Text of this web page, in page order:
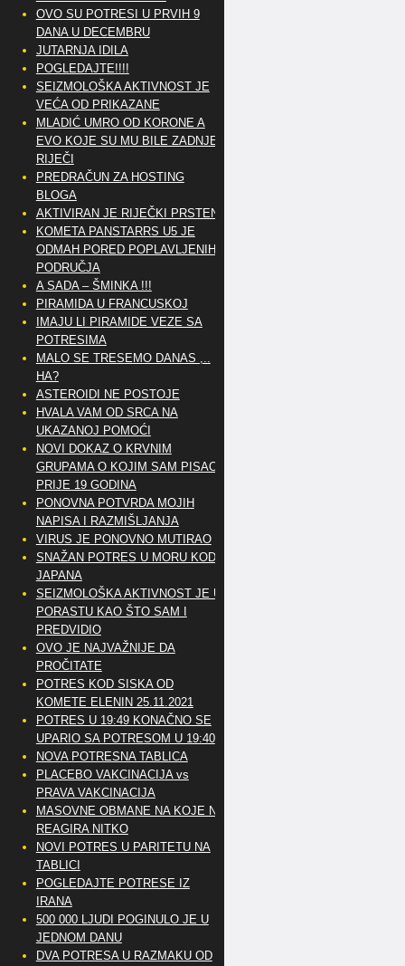
OVO SU POTRESI U PRVIH 9
DANA U DECEMBRU
JUTARNJA IDILA
POGLEDAJTE!!!!
SEIZMOLOŠKA AKTIVNOST JE
VEĆA OD PRIKAZANE
MLADIĆ UMRO OD KORONE A
EVO KOJE SU MU BILE ZADNJE
RIJEČI
PREDRAČUN ZA HOSTING
BLOGA
AKTIVIRAN JE RIJEČKI PRSTEN
KOMETA PANSTARRS U5 JE
ODMAH PORED POPLAVLJENIH
PODRUČJA
A SADA – ŠMINKA !!!
PIRAMIDA U FRANCUSKOJ
IMAJU LI PIRAMIDE VEZE SA
POTRESIMA
MALO SE TRESEMO DANAS ,..
HA?
ASTEROIDI NE POSTOJE
HVALA VAM OD SRCA NA
UKAZANOJ POMOĆI
NOVI DOKAZ O KRVNIM
GRUPAMA O KOJIM SAM PISAO
PRIJE 19 GODINA
PONOVNA POTVRDA MOJIH
NAPISA I RAZMIŠLJANJA
VIRUS JE PONOVNO MUTIRAO
SNAŽAN POTRES U MORU KOD
JAPANA
SEIZMOLOŠKA AKTIVNOST JE U
PORASTU KAO ŠTO SAM I
PREDVIDIO
OVO JE NAJVAŽNIJE DA
PROČITATE
POTRES KOD SISKA OD
KOMETE ELENIN 25.11.2021
POTRES U 19:49 KONAČNO SE
UPARIO SA POTRESOM U 19:40
NOVA POTRESNA TABLICA
PLACEBO VAKCINACIJA vs
PRAVA VAKCINACIJA
MASOVNE OBMANE NA KOJE NE
REAGIRA NITKO
NOVI POTRES U PARITETU NA
TABLICI
POGLEDAJTE POTRESE IZ
IRANA
500 000 LJUDI POGINULO JE U
JEDNOM DANU
DVA POTRESA U RAZMAKU OD